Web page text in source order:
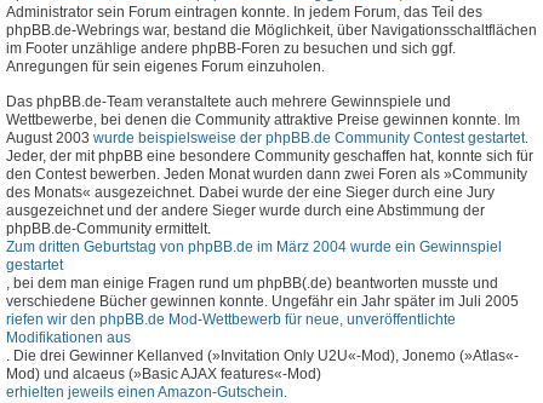
Administrator sein Forum eintragen konnte. In jedem Forum, das Teil des
phpBB.de-Webrings war, bestand die Möglichkeit, über Navigationsschaltflächen
im Footer unzählige andere phpBB-Foren zu besuchen und sich ggf.
Anregungen für sein eigenes Forum einzuholen.
Das phpBB.de-Team veranstaltete auch mehrere Gewinnspiele und
Wettbewerbe, bei denen die Community attraktive Preise gewinnen konnte. Im
August 2003 wurde beispielsweise der phpBB.de Community Contest gestartet.
Jeder, der mit phpBB eine besondere Community geschaffen hat, konnte sich für
den Contest bewerben. Jeden Monat wurden dann zwei Foren als »Community
des Monats« ausgezeichnet. Dabei wurde der eine Sieger durch eine Jury
ausgezeichnet und der andere Sieger wurde durch eine Abstimmung der
phpBB.de-Community ermittelt.
Zum dritten Geburtstag von phpBB.de im März 2004 wurde ein Gewinnspiel
gestartet
, bei dem man einige Fragen rund um phpBB(.de) beantworten musste und
verschiedene Bücher gewinnen konnte. Ungefähr ein Jahr später im Juli 2005
riefen wir den phpBB.de Mod-Wettbewerb für neue, unveröffentlichte
Modifikationen aus
. Die drei Gewinner Kellanved (»Invitation Only U2U«-Mod), Jonemo (»Atlas«-
Mod) und alcaeus (»Basic AJAX features«-Mod)
erhielten jeweils einen Amazon-Gutschein.